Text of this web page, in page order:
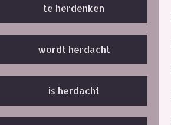
te herdenken
wordt herdacht
is herdacht